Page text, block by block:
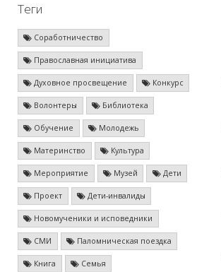
Теги
Соработничество
Православная инициатива
Духовное просвещение Конкурс
Волонтеры Библиотека
Обучение Молодежь
Материнство Культура
Мероприятие Музей Дети
Проект Дети-инвалиды
Новомученики и исповедники
СМИ Паломническая поездка
Книга Семья